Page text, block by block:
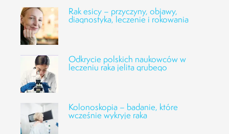
Rak esicy – przyczyny, objawy,
diagnostyka, leczenie i rokowania
Odkrycie polskich naukowców w
leczeniu raka jelita grubego
Kolonoskopia – badanie, które
wcześnie wykryje raka